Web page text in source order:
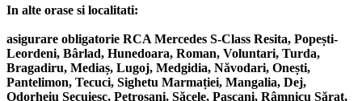
In alte orase si localitati:
asigurare obligatorie RCA Mercedes S-Class Resita, Popești-
Leordeni, Bârlad, Hunedoara, Roman, Voluntari, Turda,
Bragadiru, Mediaș, Lugoj, Medgidia, Năvodari, Onești,
Pantelimon, Tecuci, Sighetu Marmației, Mangalia, Dej,
Odorheiu Secuiesc, Petroșani, Săcele, Pașcani, Râmnicu Sărat,